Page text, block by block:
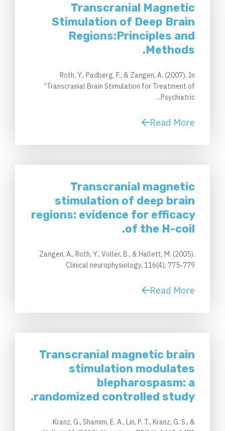
Transcranial Magnetic
Stimulation of Deep Brain
Regions:Principles and
Methods.
Roth, Y., Padberg, F., & Zangen, A. (2007). In
“Transcranial Brain Stimulation for Treatment of
Psychiatric...
Read More
Transcranial magnetic
stimulation of deep brain
regions: evidence for efficacy
of the H-coil.
Zangen, A., Roth, Y., Voller, B., & Hallett, M. (2005).
Clinical neurophysiology, 116(4), 775-779
Read More
Transcranial magnetic brain
stimulation modulates
blepharospasm: a
randomized controlled study.
Kranz, G., Shamim, E. A., Lin, P. T., Kranz, G. S., &